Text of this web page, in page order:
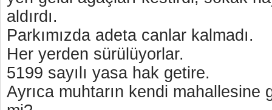
aldırdı.
Parkımızda adeta canlar kalmadı.
Her yerden sürülüyorlar.
5199 sayılı yasa hak getire.
Ayrıca muhtarın kendi mahallesine